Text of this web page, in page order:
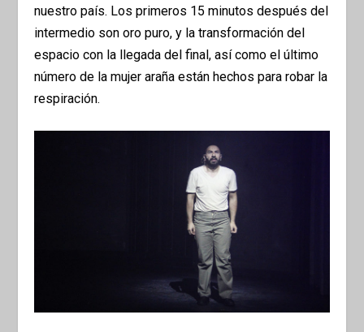
nuestro país. Los primeros 15 minutos después del
intermedio son oro puro, y la transformación del
espacio con la llegada del final, así como el último
número de la mujer araña están hechos para robar la
respiración.